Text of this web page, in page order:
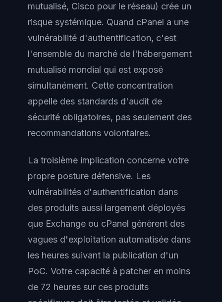
mutualisé, Cisco pour le réseau) crée un
risque systémique. Quand cPanel a une
vulnérabilité d'authentification, c'est
l'ensemble du marché de l'hébergement
mutualisé mondial qui est exposé
simultanément. Cette concentration
appelle des standards d'audit de
sécurité obligatoires, pas seulement des
recommandations volontaires.
La troisième implication concerne votre
propre posture défensive. Les
vulnérabilités d'authentification dans
des produits aussi largement déployés
que Exchange ou cPanel génèrent des
vagues d'exploitation automatisée dans
les heures suivant la publication d'un
PoC. Votre capacité à patcher en moins
de 72 heures sur ces produits